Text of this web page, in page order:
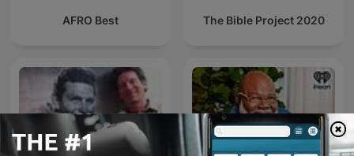
AFRO Best The Bible Project 2020